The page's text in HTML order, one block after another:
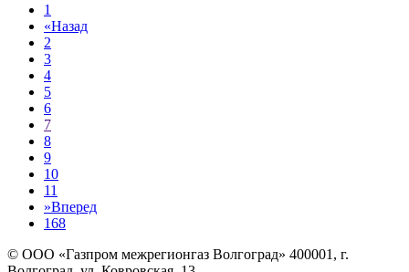
1
«Назад
2
3
4
5
6
7
8
9
10
11
»Вперед
168
© ООО «Газпром межрегионгаз Волгоград» 400001, г.